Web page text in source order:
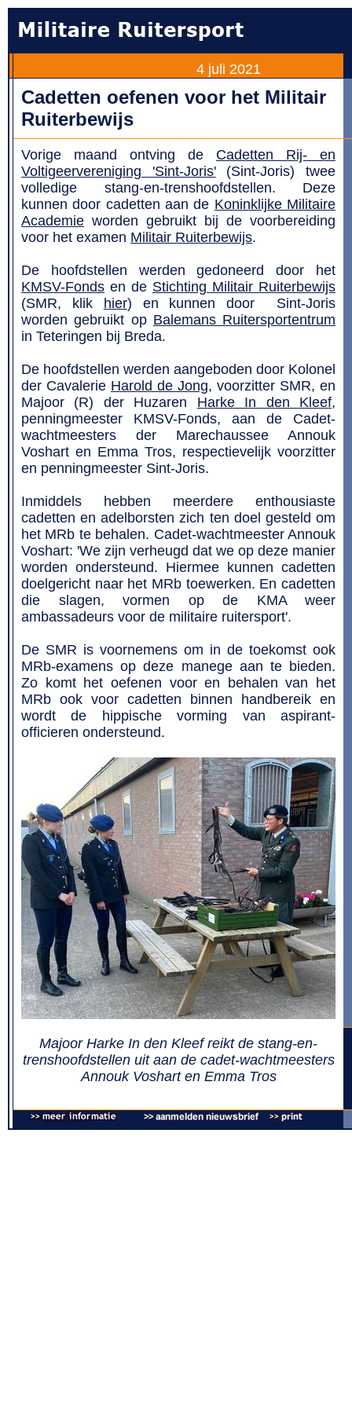
4 juli 2021
Cadetten oefenen voor het Militair
Ruiterbewijs
Vorige maand ontving de Cadetten Rij- en
Voltigeervereniging 'Sint-Joris'(Sint-Joris) twee
volledige stang-en-trenshoofdstellen. Deze
kunnen door cadetten aan de Koninklijke Militaire
Academie worden gebruikt bij de voorbereiding
voor het examen Militair Ruiterbewijs.
De hoofdstellen werden gedoneerd door het
KMSV-Fonds en de Stichting Militair Ruiterbewijs
(SMR, klik
hier) en kunnen door Sint-Joris
worden gebruikt op Balemans Ruitersportentrum
in Teteringen bij Breda.
De hoofdstellen werden aangeboden door Kolonel
der Cavalerie Harold de Jong, voorzitter SMR, en
Majoor (R) der Huzaren Harke In den Kleef,
penningmeester KMSV-Fonds, aan de Cadet-
wachtmeesters der Marechaussee Annouk
Voshart en Emma Tros, respectievelijk voorzitter
en penningmeester Sint-Joris.
Inmiddels hebben meerdere enthousiaste
cadetten en adelborsten zich ten doel gesteld om
het MRb te behalen. Cadet-wachtmeester Annouk
Voshart: 'We zijn verheugd dat we op deze manier
worden ondersteund. Hiermee kunnen cadetten
doelgericht naar het MRb toewerken. En cadetten
die slagen, vormen op de KMA weer
ambassadeurs voor de militaire ruitersport'.
De SMR is voornemens om in de toekomst ook
MRb-examens op deze manege aan te bieden.
Zo komt het oefenen voor en behalen van het
MRb ook voor cadetten binnen handbereik en
wordt de hippische vorming van aspirant-
officieren ondersteund.
Majoor Harke In den Kleef reikt de stang-en-
trenshoofdstellen uit aan de cadet-wachtmeesters
Annouk Voshart en Emma Tros